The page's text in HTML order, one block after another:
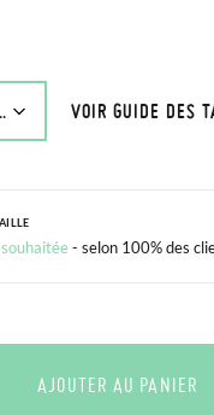
VOIR GUIDE DES
- selon 100% des
AJOUTER AU PANIER